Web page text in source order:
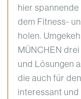
hier
dem Fitness-
holen.
MÜNCHEN
und Lösungen
die auch für
interessant